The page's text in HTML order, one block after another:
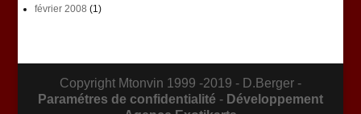
février 2008 (1)
Copyright Mtonvin 1999 -2019 - D.Berger -
Paramétres de confidentialité - Développement